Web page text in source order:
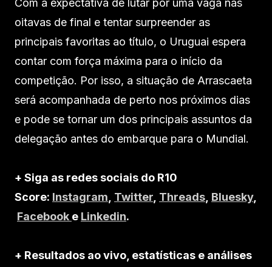
oitavas de final e tentar surpreender as
principais favoritas ao título, o Uruguai espera
contar com força máxima para o início da
competição. Por isso, a situação de Arrascaeta
será acompanhada de perto nos próximos dias
e pode se tornar um dos principais assuntos da
delegação antes do embarque para o Mundial.
+ Siga as redes sociais do R10
Score: Instagram Twitter Threads Bluesky,
Facebook e Linkedin.
+ Resultados ao vivo, estatísticas e análises